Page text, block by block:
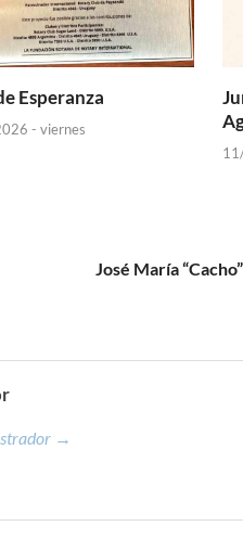
Esperanza
- viernes
José María
→